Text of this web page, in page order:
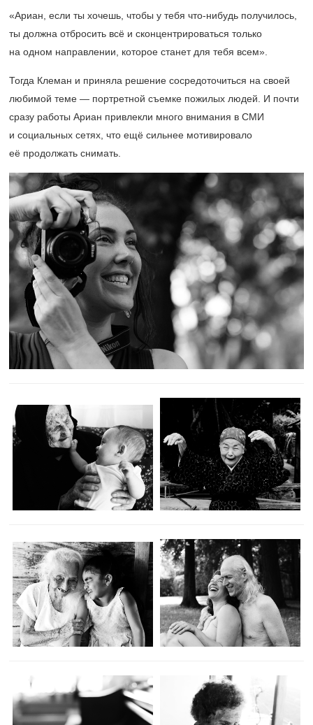
«Ариан, если ты хочешь, чтобы у тебя что-нибудь получилось,
ты должна отбросить всё и сконцентрироваться только
на одном направлении, которое станет для тебя всем».
Тогда Клеман и приняла решение сосредоточиться на своей
любимой теме — портретной съемке пожилых людей. И почти
сразу работы Ариан привлекли много внимания в СМИ
и социальных сетях, что ещё сильнее мотивировало
её продолжать снимать.